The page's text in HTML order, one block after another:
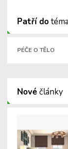
Patří do
PÉČE O TĚLO
Nové články